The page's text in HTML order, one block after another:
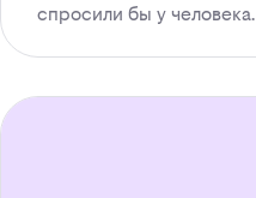
спросили бы у человека.